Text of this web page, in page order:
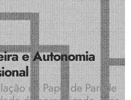
e Autonomia
de Papel de Parede